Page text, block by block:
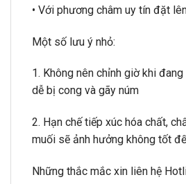
• Với phương châm uy tín đặt
Một số lưu ý nhỏ:
1. Không nên chỉnh giờ khi
dễ bị cong và gãy núm
2. Hạn chế tiếp xúc hóa chất,
muối sẽ ảnh hưởng không tốt
Những thắc mắc xin liên hệ